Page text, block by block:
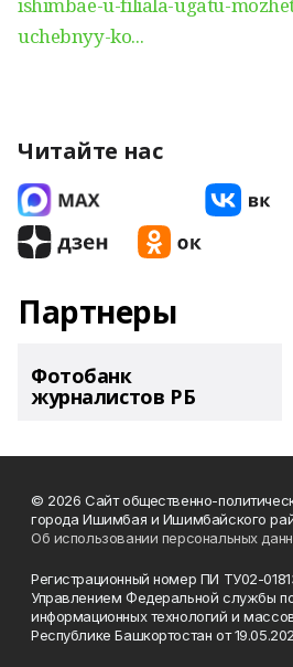
uchebnyy-ko...
Читайте нас
Партнеры
Фотобанк
журналистов РБ
© 2026 Сайт общественно-
города Ишимбая и Ишимбайского
Об использовании персональных
Регистрационный номер ПИ ТУ02-
Управлением Федеральной службы
информационных технологий и
Республике Башкортостан от